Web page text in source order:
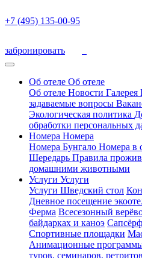
+7 (495) 135-00-95
забронировать
Об отеле Об отеле
Об отеле Новости Галерея
задаваемые вопросы
Экологическая политика
обработки персональных
Номера Номера
Номера Бунгало Номера в
Шередарь Правила
домашними животными
Услуги Услуги
Услуги Шведский стол
Дневное посещение
Ферма Всесезонный
байдарках и каноэ
Спортивные площадки
Анимационные
туров, семинаров, ретритов